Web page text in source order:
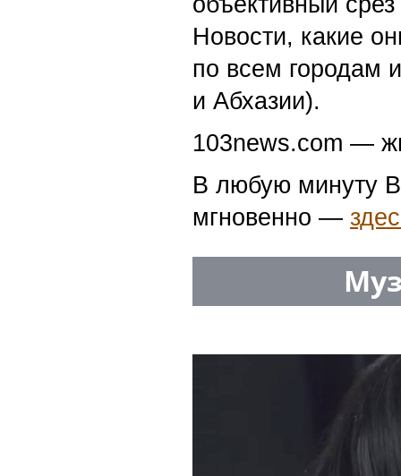
Новости, какие
по всем городам
и Абхазии).
103news.com —
В любую минуту
мгновенно —